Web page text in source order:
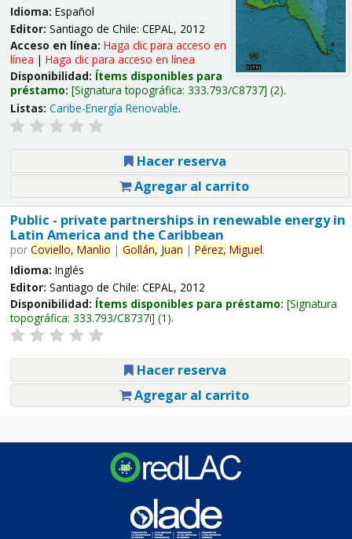
Idioma: Español
Editor: Santiago de Chile: CEPAL, 2012
Acceso en línea: Haga clic para acceso en
línea | Haga clic para acceso en línea
Disponibilidad: Ítems disponibles para
préstamo: Signatura topográfica: 333.793/C8737 (2).
Listas: Caribe-Energía Renovable.
Hacer reserva
Agregar al carrito
Public - private partnerships in renewable energy in
Latin America and the Caribbean
por Coviello, Manlio | Gollán, Juan | Pérez, Miguel.
Idioma: Inglés
Editor: Santiago de Chile: CEPAL, 2012
Disponibilidad: Ítems disponibles para préstamo: Signatura
topográfica: 333.793/C8737i (1).
Hacer reserva
Agregar al carrito